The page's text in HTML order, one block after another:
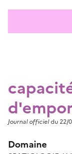
Journal officieldu 22/
Domaine